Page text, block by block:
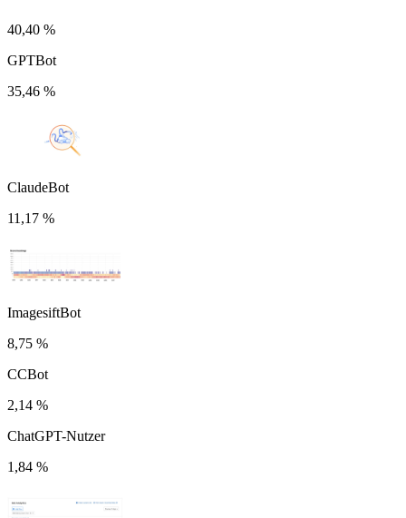
40,40 %
GPTBot
35,46 %
ClaudeBot
11,17 %
ImagesiftBot
8,75 %
CCBot
2,14 %
ChatGPT-Nutzer
1,84 %